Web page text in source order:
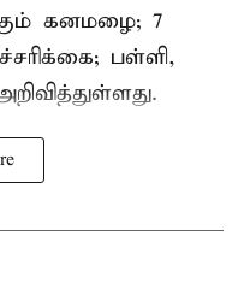
கனமழை; 7
பள்ளி,